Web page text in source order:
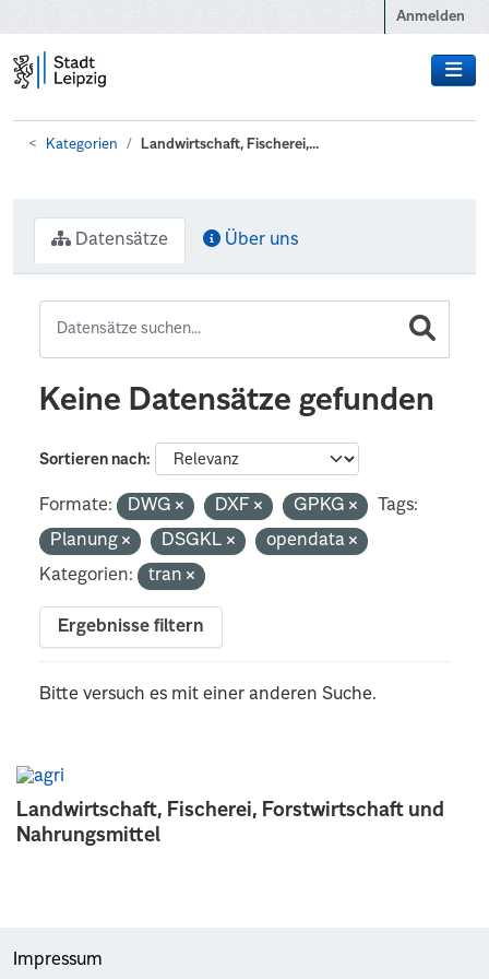
Anmelden
Kategorien Landwirtschaft, Fischerei,...
Landwirtschaft, Fischerei, Forstwirtschaft und
Nahrungsmittel
Datensätze Über uns
Keine Datensätze gefunden
Sortieren nach
Formate: DWG DXF GPKG
Tags:
Planung
DSGKL
opendata
Kategorien:
tran
Ergebnisse filtern
Bitte versuch es mit einer anderen Suche.
Impressum